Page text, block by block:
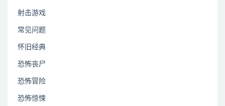
射击游戏
常见问题
怀旧经典
恐怖丧尸
恐怖冒险
恐怖惊悚